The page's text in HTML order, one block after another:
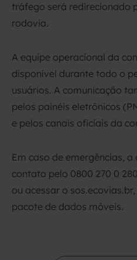
tráfego será redirecionado
rodovia.
A equipe operacional da
disponível durante todo o
usuários. A comunicação
pelos painéis eletrônicos
e pelos canais oficiais da
Em caso de emergências,
contato pelo 0800 270 0
ou acessar o
pacote de dados móveis.